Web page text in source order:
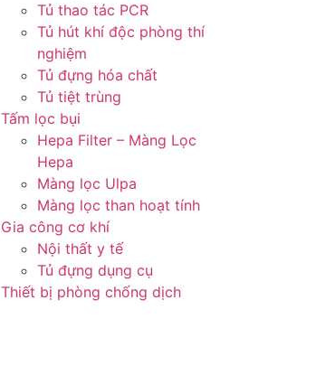
Tủ thao tác PCR
Tủ hút khí độc phòng thí
nghiệm
Tủ đựng hóa chất
Tủ tiệt trùng
Tấm lọc bụi
Hepa Filter – Màng Lọc
Hepa
Màng lọc Ulpa
Màng lọc than hoạt tính
Gia công cơ khí
Nội thất y tế
Tủ đựng dụng cụ
Thiết bị phòng chống dịch